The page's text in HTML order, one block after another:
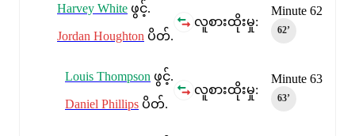
Minute 62
62‎’‎
လူစားထိုးမှု:
Harvey White ဖွင့်.
Jordan Houghton ပိတ်.
Minute 63
63‎’‎
လူစားထိုးမှု:
Louis Thompson ဖွင့်.
Daniel Phillips ပိတ်.